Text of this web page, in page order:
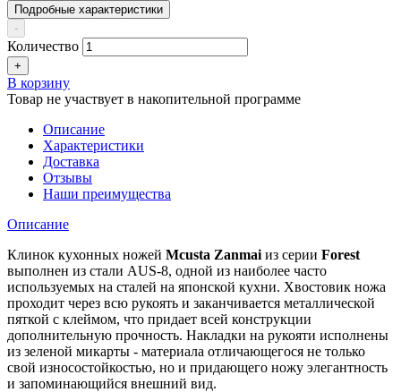
Подробные характеристики
-
Количество
+
В корзину
Товар не участвует в накопительной программе
Описание
Характеристики
Доставка
Отзывы
Наши преимущества
Описание
Клинок кухонных ножей Mcusta Zanmai из серии Forest
выполнен из стали AUS-8, одной из наиболее часто
используемых на сталей на японской кухни. Хвостовик ножа
проходит через всю рукоять и заканчивается металлической
пяткой с клеймом, что придает всей конструкции
дополнительную прочность. Накладки на рукояти исполнены
из зеленой микарты - материала отличающегося не только
свой износостойкостью, но и придающего ножу элегантность
и запоминающийся внешний вид.